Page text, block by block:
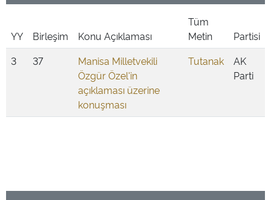
YY Birleşim Konu Açıklaması
Tüm
Metin
Partisi
3
37
Manisa Milletvekili
Özgür Özel'in
açıklaması üzerine
konuşması
Tutanak
AK
Parti